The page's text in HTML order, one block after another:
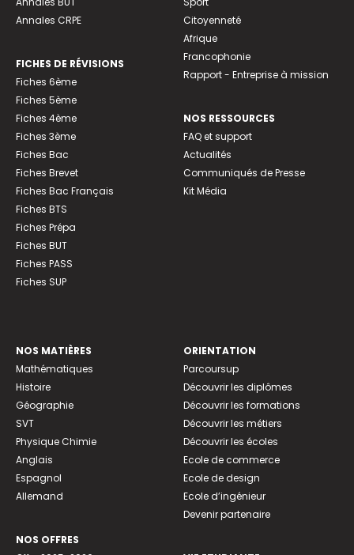
Annales CRPE
FICHES DE RÉVISIONS
Fiches 6ème
Fiches 5ème
Fiches 4ème
Fiches 3ème
Fiches Bac
Fiches Brevet
Fiches Bac Français
Fiches BTS
Fiches Prépa
Fiches BUT
Fiches PASS
Fiches SUP
Citoyenneté
Afrique
Francophonie
Rapport - Entreprise à mission
NOS RESSOURCES
FAQ et support
Actualités
Communiqués de Presse
Kit Média
NOS MATIÈRES
Mathématiques
Histoire
Géographie
SVT
Physique Chimie
Anglais
Espagnol
Allemand
NOS OFFRES
ORIENTATION
Parcoursup
Découvrir les diplômes
Découvrir les formations
Découvrir les métiers
Découvrir les écoles
Ecole de commerce
Ecole de design
Ecole d’ingénieur
Devenir partenaire